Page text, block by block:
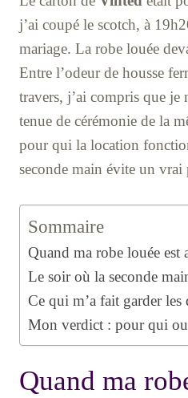
j’ai coupé le scotch, à
mariage. La robe louée
Entre l’odeur de housse
travers, j’ai compris que je
tenue de cérémonie de la
pour qui la location
seconde main évite un vrai
Sommaire
Quand ma robe louée est
Le soir où la seconde
Ce qui m’a fait garder
Mon verdict : pour qui
Quand ma